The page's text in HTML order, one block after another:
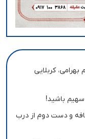
کربلایی
سهیم باشید!
و دست دوم از درب